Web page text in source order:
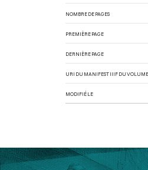
NOMBRE DE PAGES
PREMIÈRE PAGE
DERNIÈRE PAGE
URI DU MANIFEST IIIF DU
MODIFIÉ LE